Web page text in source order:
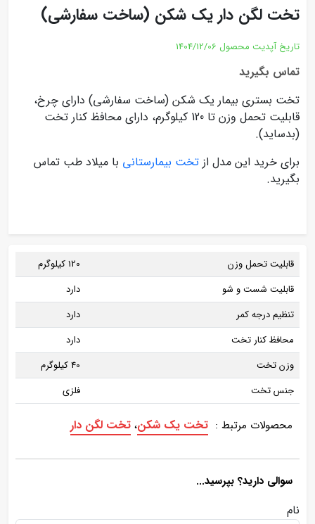
تخت لگن دار یک شکن (ساخت سفارشی)
تاریخ آپدیت محصول 1404/12/06
تماس بگیرید
تخت بستری بیمار یک شکن (ساخت سفارشی) دارای چرخ،
قابلیت تحمل وزن تا 120 کیلوگرم، دارای محافظ کنار تخت
(بدساید).
برای خرید این مدل از تخت بیمارستانی با میلاد طب تماس
بگیرید.
قابلیت تحمل وزن
120 کیلوگرم
قابلیت شست و شو
دارد
تنظیم درجه کمر
دارد
محافظ کنار تخت
دارد
وزن تخت
40 کیلوگرم
جنس تخت
فلزی
محصولات مرتبط : تخت یک شکن، تخت لگن دار
سوالی دارید؟ بپرسید...
نام